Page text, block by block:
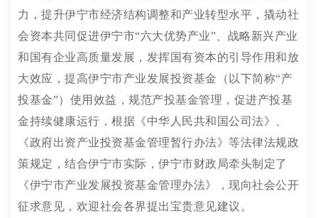
力，提升伊宁市经济结构调整和产业转型水平，撬动社
会资本共同促进伊宁市“六大优势产业”、战略新兴产业
和国有企业高质量发展，发挥国有资本的引导作用和放
大效应，提高伊宁市产业发展投资基金（以下简称“产
投基金”）使用效益，规范产投基金管理，促进产投基
金持续健康运行，根据《中华人民共和国公司法》、
《政府出资产业投资基金管理暂行办法》等法律法规政
策规定，结合伊宁市实际，伊宁市财政 局牵头制定了
《伊宁市产业发展投资基金管理办法》，现向社会公开
征求意见，欢迎社会各界提出宝贵意见建议。